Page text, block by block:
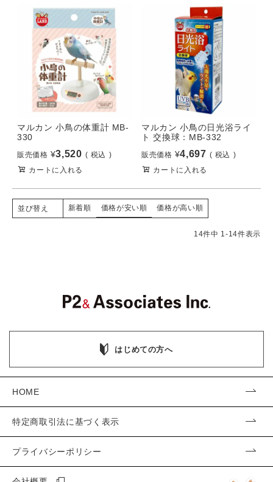
マルカン 小鳥の体重計 MB-
330
販売価格 ¥3,520
税込
カートに入れる
マルカン 小鳥の日光浴ライ
ト 交換球：MB-332
販売価格 ¥4,697
税込
カートに入れる
並び替え 新着順 価格が安い順 価格が高い順
14件中 1-14件表示
はじめての方へ
HOME
特定商取引法に基づく表示
プライバシーポリシー